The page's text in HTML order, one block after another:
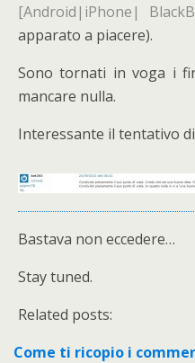
[Android|iPhone|
apparato a piacere).
Sono tornati in voga i
mancare nulla.
Interessante il tentativo
Bastava non eccedere…
Stay tuned.
Related posts:
Come ti ricopio i